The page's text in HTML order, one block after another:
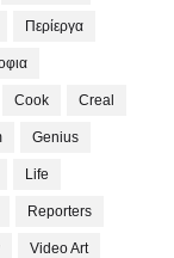
Περίεργα
Cook Creal
Genius
Life
Reporters
Video Art